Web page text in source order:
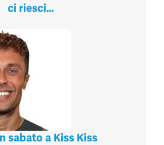
ci riesci…
sabato a Kiss Kiss